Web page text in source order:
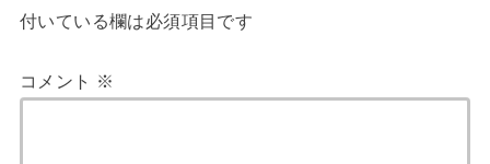
付いている欄は必須項目です
コメント ※